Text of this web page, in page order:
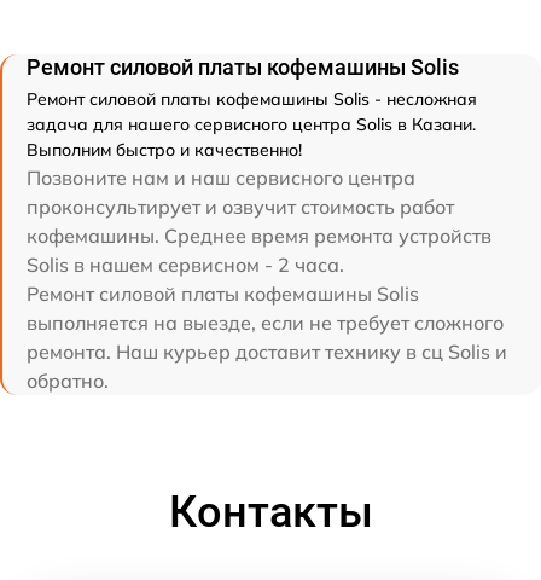
Ремонт силовой платы кофемашины Solis
Ремонт силовой платы кофемашины Solis - несложная
задача для нашего сервисного центра Solis в Казани.
Выполним быстро и качественно!
Позвоните нам и наш сервисного центра
проконсультирует и озвучит стоимость работ
кофемашины. Среднее время ремонта устройств
Solis в нашем сервисном - 2 часа.
Ремонт силовой платы кофемашины Solis
выполняется на выезде, если не требует сложного
ремонта. Наш курьер доставит технику в сц Solis и
обратно.
Контакты